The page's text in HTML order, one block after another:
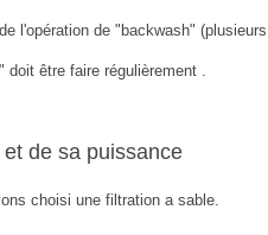
l'opération de "backwash"
être faire régulièrement .
de sa puissance
choisi une filtration a sable.